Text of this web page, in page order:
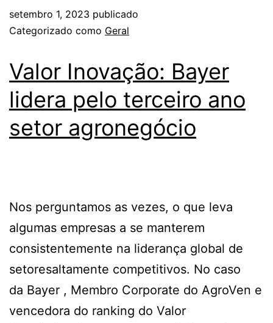
setembro 1, 2023 publicado
Categorizado como Geral
Valor Inovação: Bayer
lidera pelo terceiro ano
setor agronegócio
Nos perguntamos as vezes, o que leva
algumas empresas a se manterem
consistentemente na liderança global de
setoresaltamente competitivos. No caso
da Bayer , Membro Corporate do AgroVen e
vencedora do ranking do Valor